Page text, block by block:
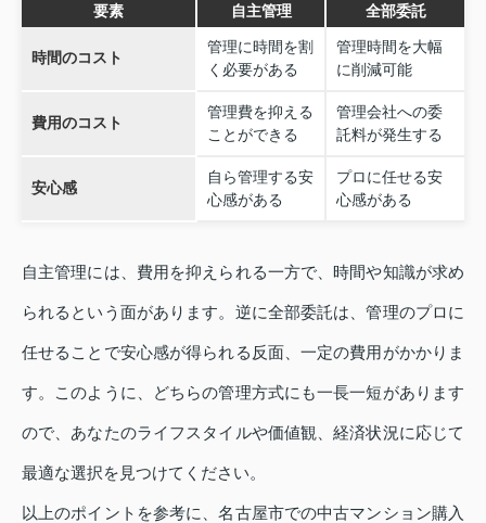
要素 自主管理 全部委託
時間のコスト
管理に時間を割
く必要がある
管理時間を大幅
に削減可能
費用のコスト
管理費を抑える
ことができる
管理会社への委
託料が発生する
安心感
自ら管理する安
心感がある
プロに任せる安
心感がある
自主管理には、費用を抑えられる一方で、時間や知識が求め
られるという面があります。逆に全部委託は、管理のプロに
任せることで安心感が得られる反面、一定の費用がかかりま
す。このように、どちらの管理方式にも一長一短があります
ので、あなたのライフスタイルや価値観、経済状況に応じて
最適な選択を見つけてください。
以上のポイントを参考に、名古屋市での中古マンション購入